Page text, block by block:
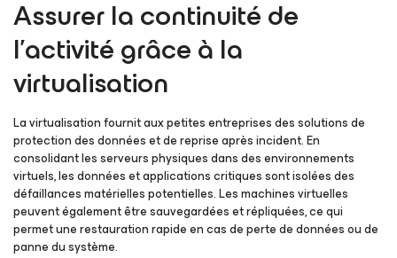
Assurer la continuité de
l’activité grâce à la
virtualisation
La virtualisation fournit aux petites entreprises des solutions de
protection des données et de reprise après incident. En
consolidant les serveurs physiques dans des environnements
virtuels, les données et applications critiques sont isolées des
défaillances matérielles potentielles. Les machines virtuelles
peuvent également être sauvegardées et répliquées, ce qui
permet une restauration rapide en cas de perte de données ou de
panne du système.